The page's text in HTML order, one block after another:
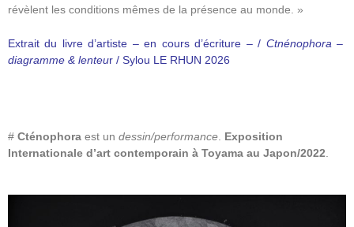
révèlent les conditions mêmes de la présence au monde. »
Extrait du livre d’artiste – en cours d’écriture – / Ctnénophora –
diagramme & lenteur / Sylou LE RHUN 2026
# Cténophora est un dessin/performance. Exposition
Internationale d’art contemporain à Toyama au Japon/2022.